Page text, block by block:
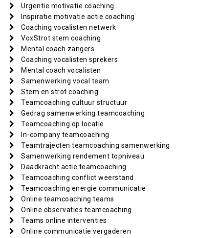
Urgentie motivatie coaching
Inspiratie motivatie actie coaching
Coaching vocalisten netwerk
VoxStrot stem coaching
Mental coach zangers
Coaching vocalisten sprekers
Mental coach vocalisten
Samenwerking vocal team
Stem en strot coaching
Teamcoaching cultuur structuur
Gedrag samenwerking teamcoaching
Teamcoaching op locatie
In-company teamcoaching
Teamtrajecten teamcoaching samenwerking
Samenwerking rendement topniveau
Daadkracht actie teamcoaching
Teamcoaching conflict weerstand
Teamcoaching energie communicatie
Online teamcoaching teams
Online observaties teamcoaching
Teams online interventies
Online communicatie vergaderen